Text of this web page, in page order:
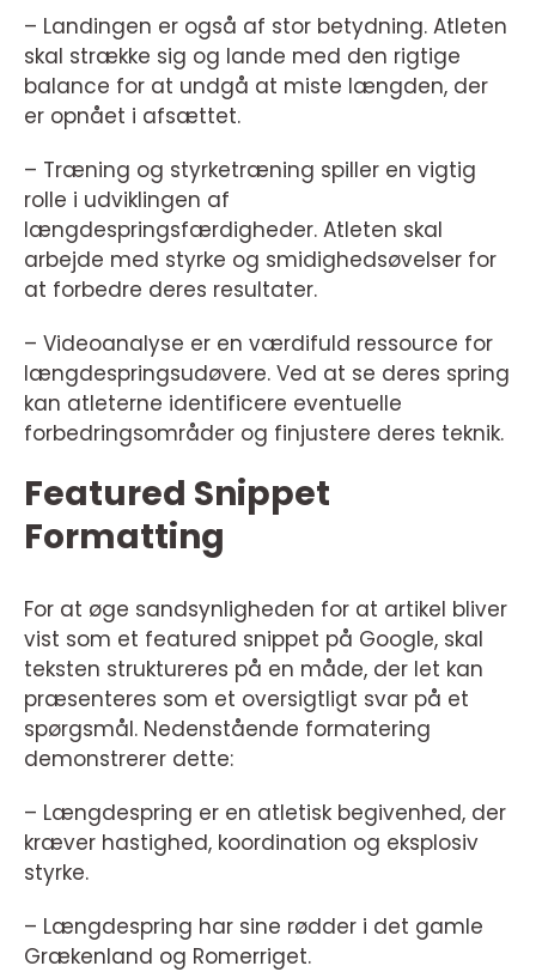
– Landingen er også af stor betydning. Atleten
skal strække sig og lande med den rigtige
balance for at undgå at miste længden, der
er opnået i afsættet.
– Træning og styrketræning spiller en vigtig
rolle i udviklingen af
længdespringsfærdigheder. Atleten skal
arbejde med styrke og smidighedsøvelser for
at forbedre deres resultater.
– Videoanalyse er en værdifuld ressource for
længdespringsudøvere. Ved at se deres spring
kan atleterne identificere eventuelle
forbedringsområder og finjustere deres teknik.
Featured Snippet
Formatting
For at øge sandsynligheden for at artikel bliver
vist som et featured snippet på Google, skal
teksten struktureres på en måde, der let kan
præsenteres som et oversigtligt svar på et
spørgsmål. Nedenstående formatering
demonstrerer dette:
– Længdespring er en atletisk begivenhed, der
kræver hastighed, koordination og eksplosiv
styrke.
– Længdespring har sine rødder i det gamle
Grækenland og Romerriget.